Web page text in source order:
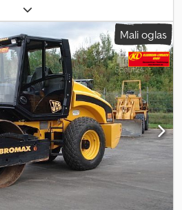
, radna težina:
lanca:100 procenat, emisioni
2,4 m³, Godina proizvodnje: 2024,
00001, Oprema:UVV
prednja svetla, filter za čađ,
čelične gusenice, SHANTUI –
za redom broj 1 u svetu –
se proizvodi 10.000 jedinica – radna
od 63 do 963 kW! DEMO – Mašina za
9.850 kg - ROPS/FOPS kabina sa
4-cilindrični Cummins QSF 3,8 l turbo
Snaga 90 kW (121 KS) - Radna masa
- Širina mašine preko gusenica:
mm - Visina štita: 1.151 mm Djdpfjyznfkjx
Mali oglas